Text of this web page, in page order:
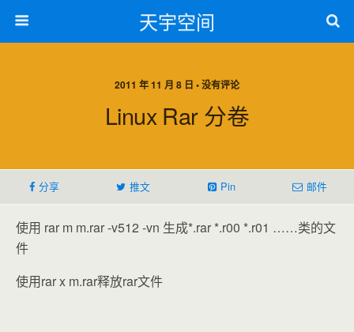
天宇空间
2011 年 11 月 8 日 • 没有评论
Linux Rar 分卷
分享 推文 Pin 邮件
使用 rar m m.rar -v512 -vn 生成*.rar *.r00 *.r01 ……类的文
件
使用rar x m.rar释放rar文件